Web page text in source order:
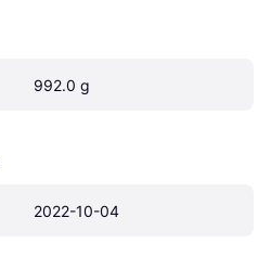
992.0 g
2022-10-04